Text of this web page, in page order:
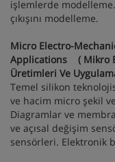
işlemlerde
çıkışını modelleme.
Micro Electro-
Applications ( Mikro
Üretimleri Ve
Temel silikon
ve hacim micro şekil
Diagramlar ve
ve açısal değişim
sensörleri. Elektronik